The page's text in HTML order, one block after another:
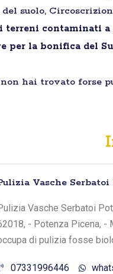
suolo,
terreni contaminati a
per la bonifica del
hai trovato forse
Vasche
Vasche Serbatoi
- Potenza Picena, -
di pulizia fosse
07331996446